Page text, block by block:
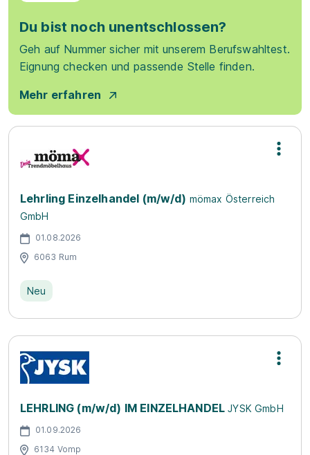
Du bist noch unentschlossen?
Geh auf Nummer sicher mit unserem Berufswahltest.
Eignung checken und passende Stelle finden.
Mehr erfahren
Lehrling Einzelhandel (m/w/d) mömax Österreich
GmbH
01.08.2026
6063 Rum
Neu
LEHRLING (m/w/d) IM EINZELHANDELJYSK GmbH
01.09.2026
6134 Vomp